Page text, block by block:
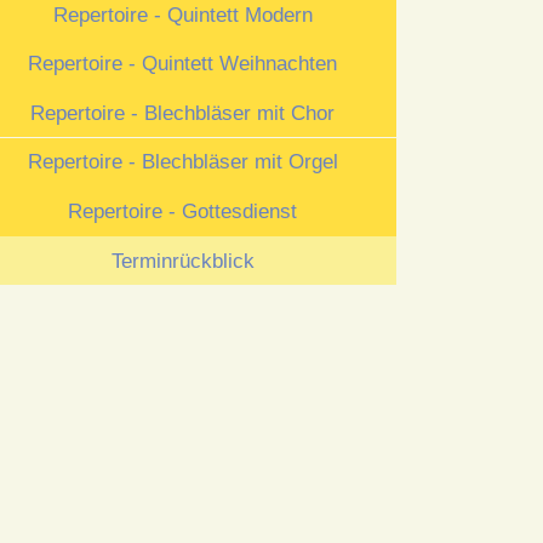
Repertoire - Quintett Modern
Repertoire - Quintett Weihnachten
Repertoire - Blechbläser mit Chor
Repertoire - Blechbläser mit Orgel
Repertoire - Gottesdienst
Terminrückblick